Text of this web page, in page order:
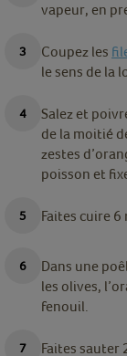
vapeur, en
Coupez les
le sens de la
Salez et
de la moitié
zestes
poisson et
Faites cuire 6
Dans une
les olives,
fenouil.
Faites sauter